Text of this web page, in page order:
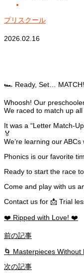
プリスクール
2026.02.16
🏎️ Ready, Set…
Whoosh! Our
We raced to match up
It was a “Letter Match-
🏅
We’re learning our
Phonics is our favorite
Ready to start the race
Come and play with us
Contact us for 📩 Trial
❤️ Ripped with Love! ❤️
前の記事
🌀 Masterpieces Without
次の記事